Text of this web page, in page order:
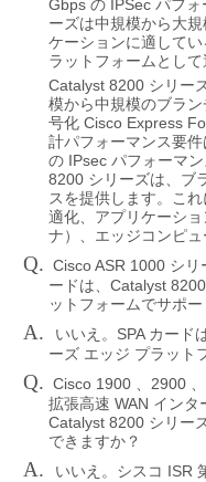
Gbps の IPSec パフォ
ーズは中規模から大
ケーションに適して
ラットフォームとして
Catalyst 8200 シリー
模から中規模のブラ
号化 Cisco Express
計パフォーマンス要件
の IPsec パフォーマン
8200 シリーズは、ブ
スを提供します。これ
適化、アプリケーショ
ナ）、エッジコンピュ
Q. Cisco ASR 1000 シリ
ードは、 Catalyst 8200
ットフォームでサポ
A. いいえ。 SPA カード
ーズ エッジ プラット
Q. Cisco 1900 、 2900 、
拡張高速 WAN インタ
Catalyst 8200 シリー
できますか？
A. いいえ。シスコ ISR